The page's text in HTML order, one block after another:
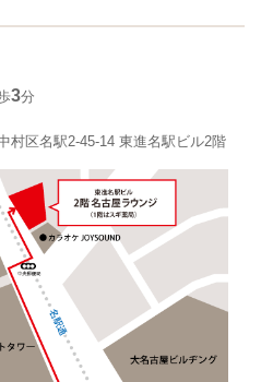
3分
村区名駅2-45-14 東進名駅ビル2階